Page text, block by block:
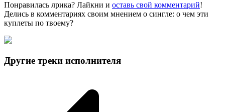
Понравилась лрика? Лайкни и оставь свой комментарий!
Делись в комментариях своим мнением о сингле: о чем эти
куплеты по твоему?
Другие треки исполнителя